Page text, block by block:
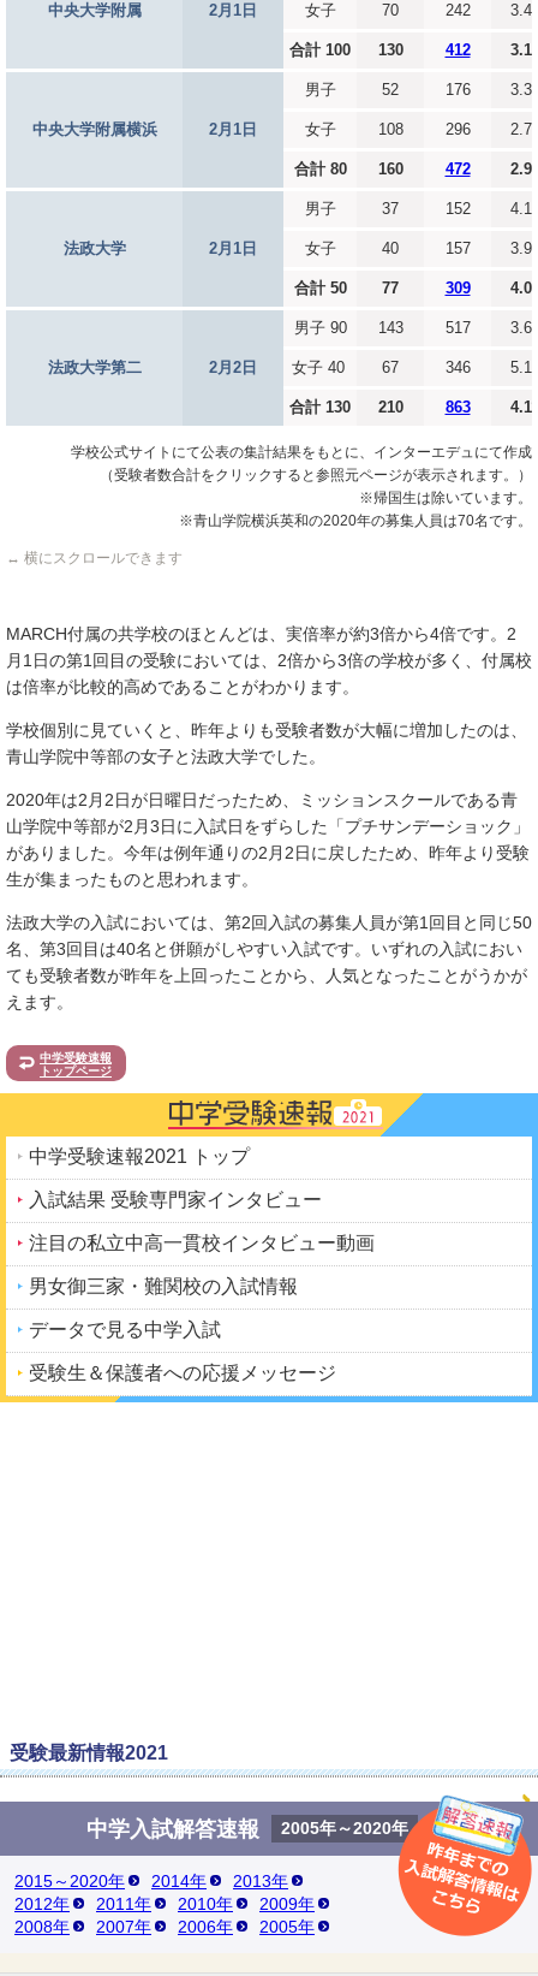
中央大学附属 2月1日 女子 70 242
合計 100 130 412
中央大学附属横浜 2月1日
男子 52 176
女子 108 296
合計 80 160 472
法政大学 2月1日
男子 37 152 4.11
女子 40 157
合計 50 77 309
法政大学第二 2月2日
男子 90 143 517
女子 40 67 346
合計 130 210 863 4.11
学校公式サイトにて公表の集計結果をもとに、インターエデュにて作成
（受験者数合計をクリックすると参照元ページが表示されます。）
※帰国生は除いています。
※青山学院横浜英和の2020年の募集人員は70名です。
↔ 横にスクロールできます
MARCH付属の共学校のほとんどは、実倍率が約3倍から4倍です。2
月1日の第1回目の受験においては、2倍から3倍の学校が多く、付属校
は倍率が比較的高めであることがわかります。
学校個別に見ていくと、昨年よりも受験者数が大幅に増加したのは、
青山学院中等部の女子と法政大学でした。
2020年は2月2日が日曜日だったため、ミッションスクールである青
山学院中等部が2月3日に入試日をずらした「プチサンデーショック」
がありました。今年は例年通りの2月2日に戻したため、昨年より受験
生が集まったものと思われます。
法政大学の入試においては、第2回入試の募集人員が第1回目と同じ50
名、第3回目は40名と併願がしやすい入試です。いずれの入試におい
ても受験者数が昨年を上回ったことから、人気となったことがうかが
えます。
中学受験速報
トップページ
中学受験速報2021 トップ
入試結果 受験専門家インタビュー
注目の私立中高一貫校インタビュー動画
男女御三家・難関校の入試情報
データで見る中学入試
受験生＆保護者への応援メッセージ
受験最新情報2021
中学入試解答速報 2005年～2020年
2015～2020年 2014年
2013年
2012年
2011年 2010年
2009年
2008年
2007年 2006年 2005年